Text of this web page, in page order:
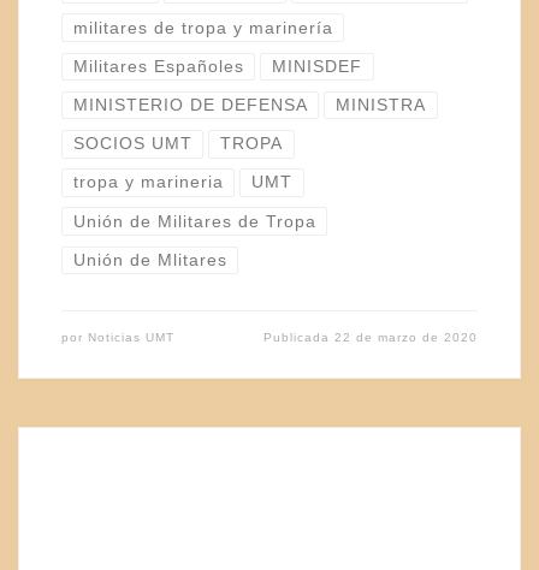
militares de tropa y marinería
Militares Españoles MINISDEF
MINISTERIO DE DEFENSA MINISTRA
SOCIOS UMT TROPA
tropa y marineria UMT
Unión de Militares de Tropa
Unión de Mlitares
por Noticias UMT Publicada22 de marzo de 2020